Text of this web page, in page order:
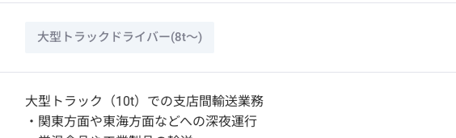
大型トラックドライバー(8t～)
大型トラック（10t）での支店間輸送業務
・関東方面や東海方面などへの深夜運行